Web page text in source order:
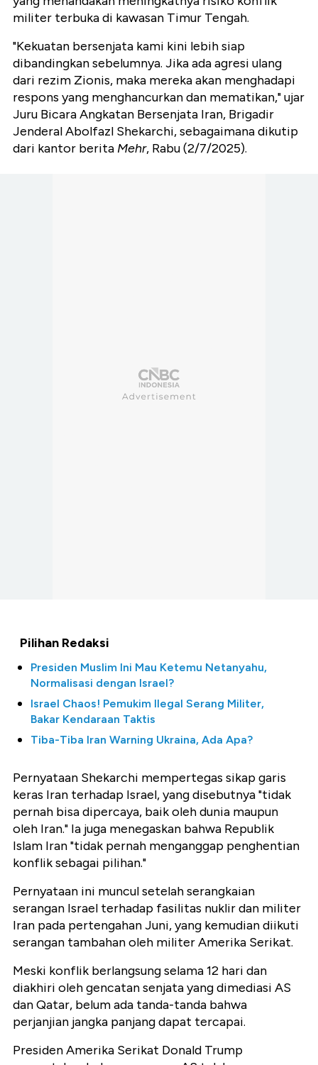
militer terbuka di kawasan Timur Tengah.
"Kekuatan bersenjata kami kini lebih siap
dibandingkan sebelumnya. Jika ada agresi ulang
dari rezim Zionis, maka mereka akan menghadapi
respons yang menghancurkan dan mematikan," ujar
Juru Bicara Angkatan Bersenjata Iran, Brigadir
Jenderal Abolfazl Shekarchi, sebagaimana dikutip
dari kantor berita Mehr, Rabu (2/7/2025).
Pilihan Redaksi
Presiden Muslim Ini Mau Ketemu Netanyahu,
Normalisasi dengan Israel?
Israel Chaos! Pemukim Ilegal Serang Militer,
Bakar Kendaraan Taktis
Tiba-Tiba Iran Warning Ukraina, Ada Apa?
Pernyataan Shekarchi mempertegas sikap garis
keras Iran terhadap Israel, yang disebutnya "tidak
pernah bisa dipercaya, baik oleh dunia maupun
oleh Iran." Ia juga menegaskan bahwa Republik
Islam Iran "tidak pernah menganggap penghentian
konflik sebagai pilihan."
Pernyataan ini muncul setelah serangkaian
serangan Israel terhadap fasilitas nuklir dan militer
Iran pada pertengahan Juni, yang kemudian diikuti
serangan tambahan oleh militer Amerika Serikat.
Meski konflik berlangsung selama 12 hari dan
diakhiri oleh gencatan senjata yang dimediasi AS
dan Qatar, belum ada tanda-tanda bahwa
perjanjian jangka panjang dapat tercapai.
Presiden Amerika Serikat Donald Trump